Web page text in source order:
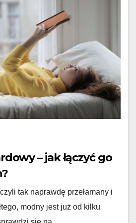
– jak łączyć go
tak naprawdę przełamany i
modny jest już od kilku